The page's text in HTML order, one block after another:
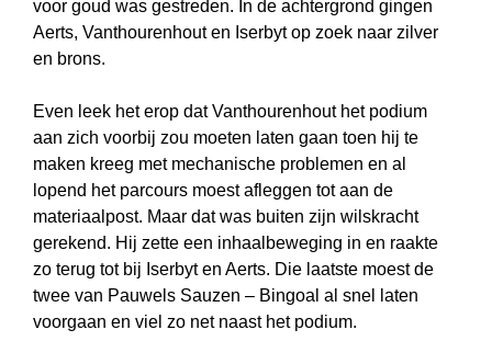
voor goud was gestreden. In de achtergrond gingen
Aerts, Vanthourenhout en Iserbyt op zoek naar zilver
en brons.
Even leek het erop dat Vanthourenhout het podium
aan zich voorbij zou moeten laten gaan toen hij te
maken kreeg met mechanische problemen en al
lopend het parcours moest afleggen tot aan de
materiaalpost. Maar dat was buiten zijn wilskracht
gerekend. Hij zette een inhaalbeweging in en raakte
zo terug tot bij Iserbyt en Aerts. Die laatste moest de
twee van Pauwels Sauzen – Bingoal al snel laten
voorgaan en viel zo net naast het podium.